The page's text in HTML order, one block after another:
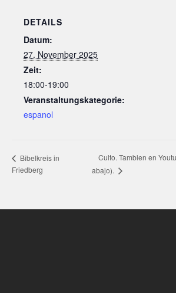
DETAILS
Datum:
27. November 2025
Zeit:
18:00-19:00
Veranstaltungskategorie:
espanol
Bibelkreis in
Friedberg
Culto. Tambien en
abajo).